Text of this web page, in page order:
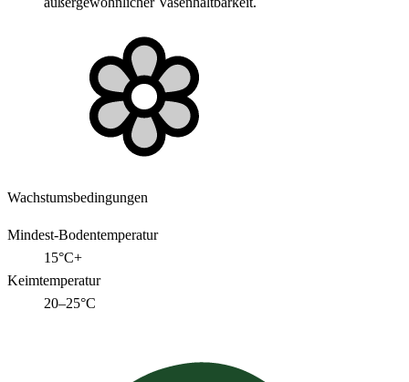
Wachstumsbedingungen
Mindest-Bodentemperatur
15°C+
Keimtemperatur
20–25°C